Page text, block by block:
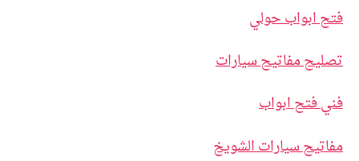
فتح ابواب حولي
تصليح مفاتيح سيارات
فني فتح ابواب
مفاتيح سيارات الشويخ